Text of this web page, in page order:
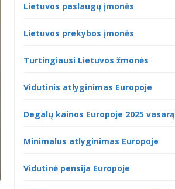
Lietuvos paslaugų įmonės
Lietuvos prekybos įmonės
Turtingiausi Lietuvos žmonės
Vidutinis atlyginimas Europoje
Degalų kainos Europoje 2025 vasarą
Minimalus atlyginimas Europoje
Vidutinė pensija Europoje